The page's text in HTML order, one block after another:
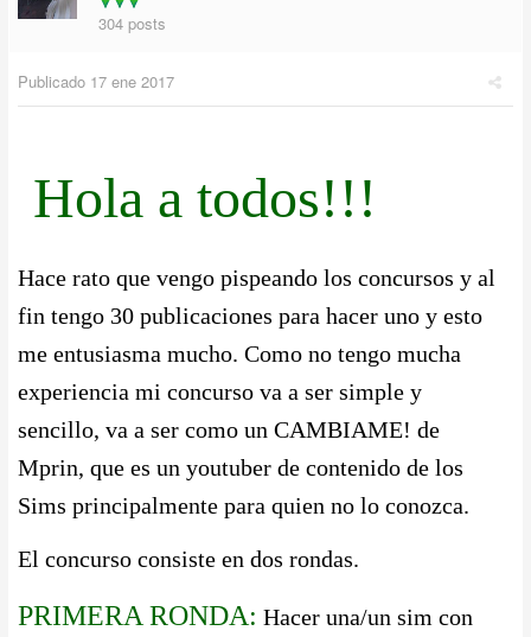
304 posts
Publicado 17 ene 2017
Hola a todos!!!
Hace rato que vengo pispeando los concursos y al
fin tengo 30 publicaciones para hacer uno y esto
me entusiasma mucho. Como no tengo mucha
experiencia mi concurso va a ser simple y
sencillo, va a ser como un CAMBIAME! de
Mprin, que es un youtuber de contenido de los
Sims principalmente para quien no lo conozca.
El concurso consiste en dos rondas.
PRIMERA RONDA: Hacer una/un sim con